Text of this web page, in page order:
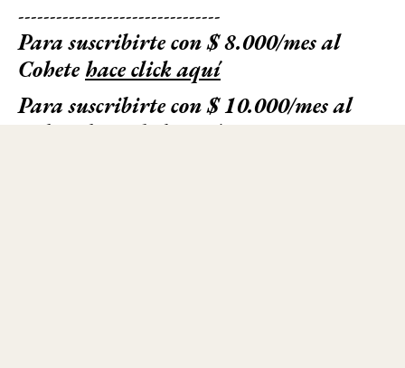
--------------------------------
Para suscribirte con $ 8.000/mes al
Cohetehace click aquí
Para suscribirte con $ 10.000/mes al
Cohete
hace click aquí